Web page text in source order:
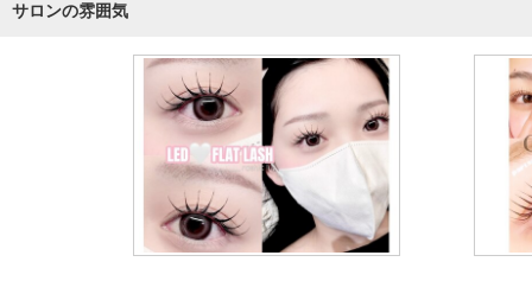
サロンの雰囲気